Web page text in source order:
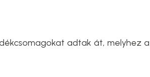
adtak át, melyhez a